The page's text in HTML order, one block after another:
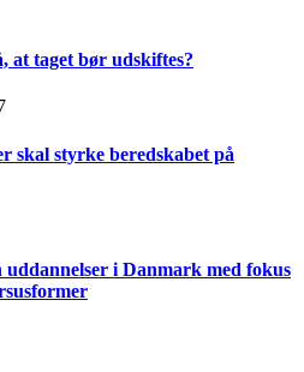
at taget bør udskiftes?
skal styrke beredskabet på
i Danmark med fokus